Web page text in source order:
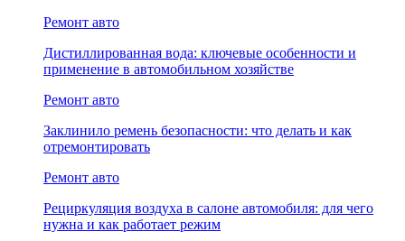
Ремонт авто
Дистиллированная вода: ключевые особенности и
применение в автомобильном хозяйстве
Ремонт авто
Заклинило ремень безопасности: что делать и как
отремонтировать
Ремонт авто
Рециркуляция воздуха в салоне автомобиля: для чего
нужна и как работает режим